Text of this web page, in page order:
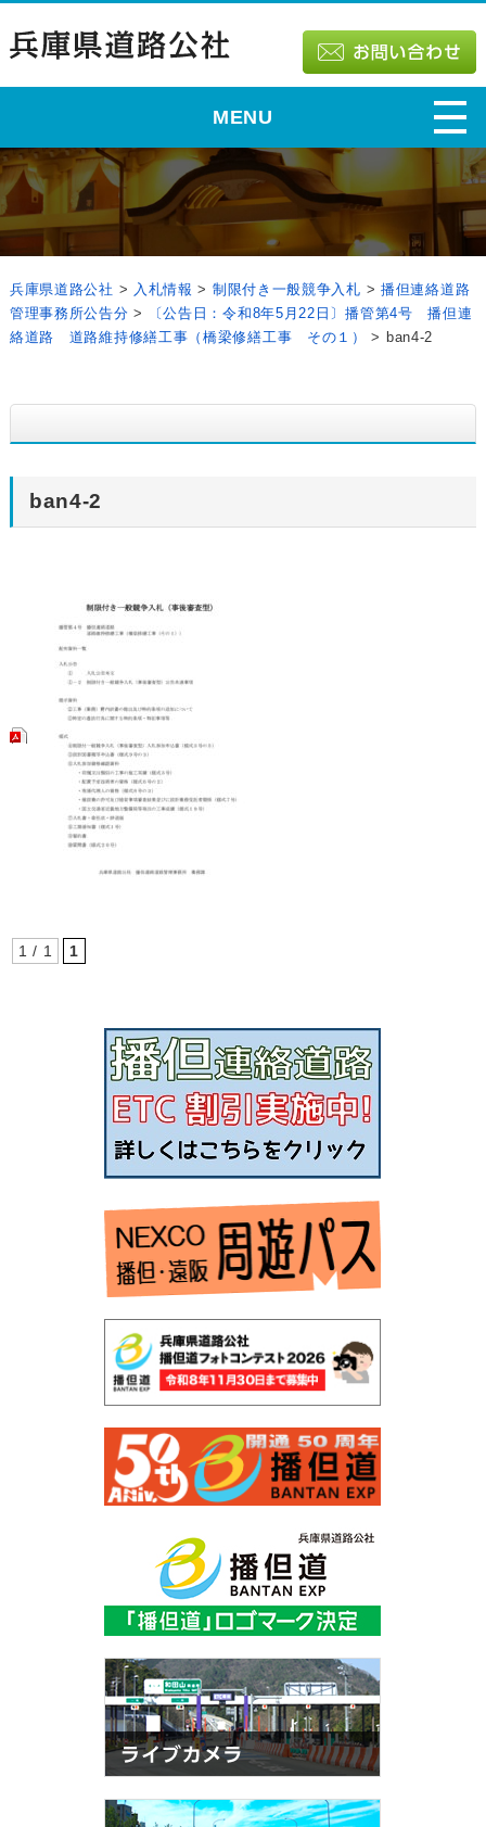
MENU
兵庫県道路公社 > 入札情報 > 制限付き一般競争入札 > 播但連絡道路
管理事務所公告分 >
〔公告日：令和8年5月22日〕播管第4号 播但連
絡道路 道路維持修繕工事（橋梁修繕工事 その１）
> ban4-2
ban4-2
1 / 1 1